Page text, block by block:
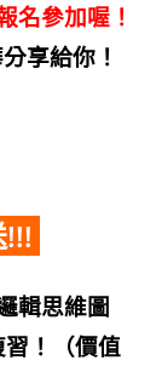
名參加喔！
享給你！
輯思維圖
！（價值